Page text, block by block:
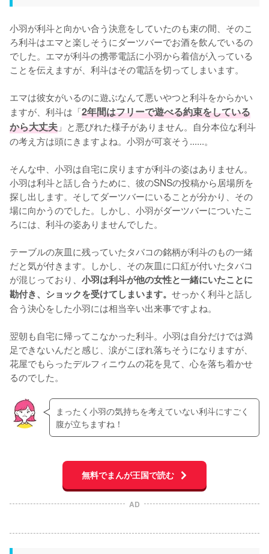
小羽が利斗と向かい合う決意をしていたのも束の間、そのこ
ろ利斗はエマと楽しそうにダーツバーでお酒を飲んでいるの
でした。エマが利斗の携帯電話に小羽から着信が入っている
ことを伝えますが、利斗はその電話を切ってしまいます。
エマは彼女がいるのに遊ぶなんて悪いやつと利斗をからかい
ますが、利斗は「2年間はフリーで遊べる約束をしている
から大丈夫 」と悪びれた様子がありません。自分本位な利斗
の考え方は頭にきますよね。小羽が可哀そう......。
そんな中、小羽は自宅に戻りますが利斗の姿はありません。
小羽は利斗と話し合うために、彼のSNSの投稿から居場所を
探し出します。そしてダーツバーにいることが分かり、その
場に向かうのでした。しかし、小羽がダーツバーについたこ
ろには、利斗の姿ありませんでした。
テーブルの灰皿に残っていたタバコの銘柄が利斗のもの一緒
だと気が付きます。しかし、その灰皿に口紅が付いたタバコ
が混じっており、 小羽は利斗が他の女性と一緒にいたことに
勘付き、ショックを受けてしまいます。 せっかく利斗と話し
合う決心をした小羽には相当辛い出来事ですよね。
翌朝も自宅に帰ってこなかった利斗。小羽は自分だけでは満
足できないんだと感じ、涙がこぼれ落ちそうになりますが、
花屋でもらったデルフィニウムの花を見て、心を落ち着かせ
るのでした。
まったく小羽の気持ちを考えていない利斗にすごく
腹が立ちますね！
無料でまんが王国で読む
AD